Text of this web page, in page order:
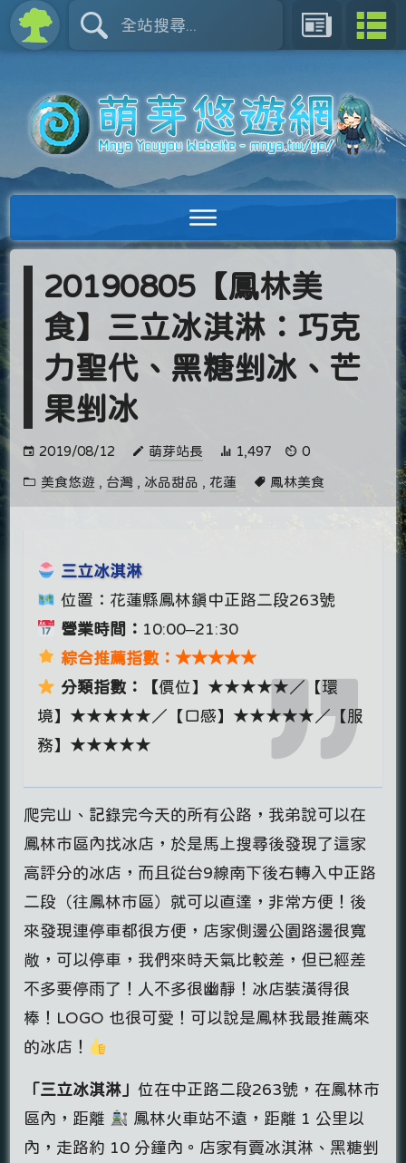
20190805【鳳林美
食】三立冰淇淋：巧克
力聖代、黑糖剉冰、芒
果剉冰
2019/08/12 萌芽站長 1,497 0
美食悠遊 , 台灣 , 冰品甜品 , 花蓮 鳳林美食
三立冰淇淋
位置：花蓮縣鳳林鎮中正路二段263號
營業時間： 10:00–21:30
綜合推薦指數：★★★★★
分類指數：【價位】★★★★★／【環
境】★★★★★／【口感】★★★★★／【服
務】★★★★★
爬完山、記錄完今天的所有公路，我弟說可以在
鳳林市區內找冰店，於是馬上搜尋後發現了這家
高評分的冰店，而且從台9線南下後右轉入中正路
二段（往鳳林市區）就可以直達，非常方便！後
來發現連停車都很方便，店家側邊公園路邊很寬
敞，可以停車，我們來時天氣比較差，但已經差
不多要停雨了！人不多很幽靜！冰店裝潢得很
棒！LOGO 也很可愛！可以說是鳳林我最推薦來
的冰店！
「三立冰淇淋」位在中正路二段263號，在鳳林市
區內，距離
鳳林火車站不遠，距離 1 公里以
內，走路約 10 分鐘內。店家有賣冰淇淋、黑糖剉